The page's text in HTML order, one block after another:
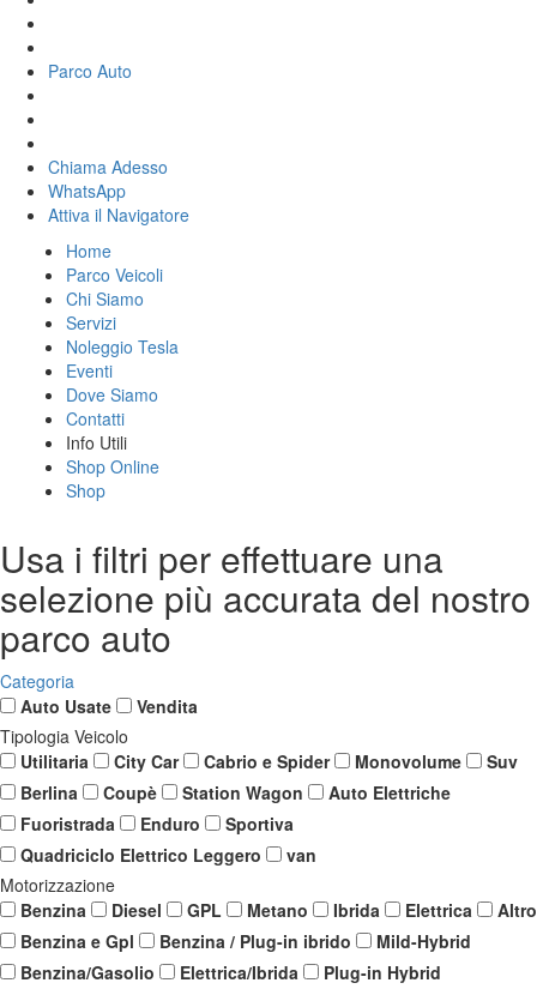
Parco Auto
Chiama Adesso
WhatsApp
Attiva il Navigatore
Home
Parco Veicoli
Chi Siamo
Servizi
Noleggio Tesla
Eventi
Dove Siamo
Contatti
Info Utili
Shop Online
Shop
Usa i filtri per effettuare una
selezione più accurata del nostro
parco auto
Categoria
Auto Usate
Vendita
Tipologia Veicolo
Utilitaria
City Car Cabrio e Spider Monovolume
Suv
Berlina
Coupè Station Wagon
Auto Elettriche
Fuoristrada
Enduro
Sportiva
Quadriciclo Elettrico Leggero
van
Motorizzazione
Benzina
Diesel GPL Metano Ibrida Elettrica
Altro
Benzina e Gpl
Benzina / Plug-in ibrido
Mild-Hybrid
Benzina/Gasolio
Elettrica/Ibrida
Plug-in Hybrid